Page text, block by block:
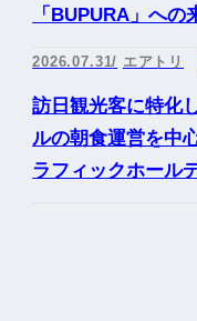
「BUPURA」へ
2026.07.31 エアトリ
訪日観光客に特化
ルの朝食運営を中
ラフィックホール